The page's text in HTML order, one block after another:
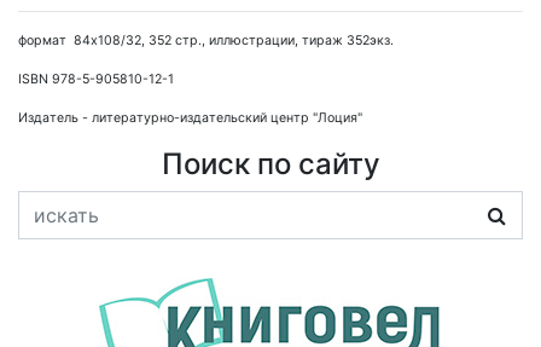
формат 84х108/32, 352 стр., иллюстрации, тираж 352экз.
ISBN 978-5-905810-12-1
Издатель - литературно-издательский центр "Лоция"
Поиск по сайту